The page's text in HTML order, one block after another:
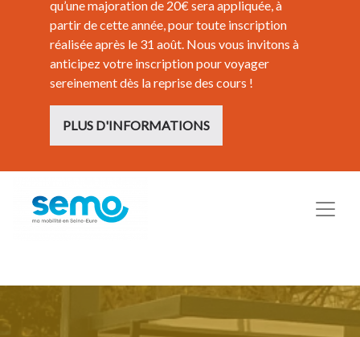
qu’une majoration de 20€ sera appliquée, à
partir de cette année, pour toute inscription
réalisée après le 31 août. Nous vous invitons à
anticipez votre inscription pour voyager
sereinement dès la reprise des cours !
PLUS D'INFORMATIONS